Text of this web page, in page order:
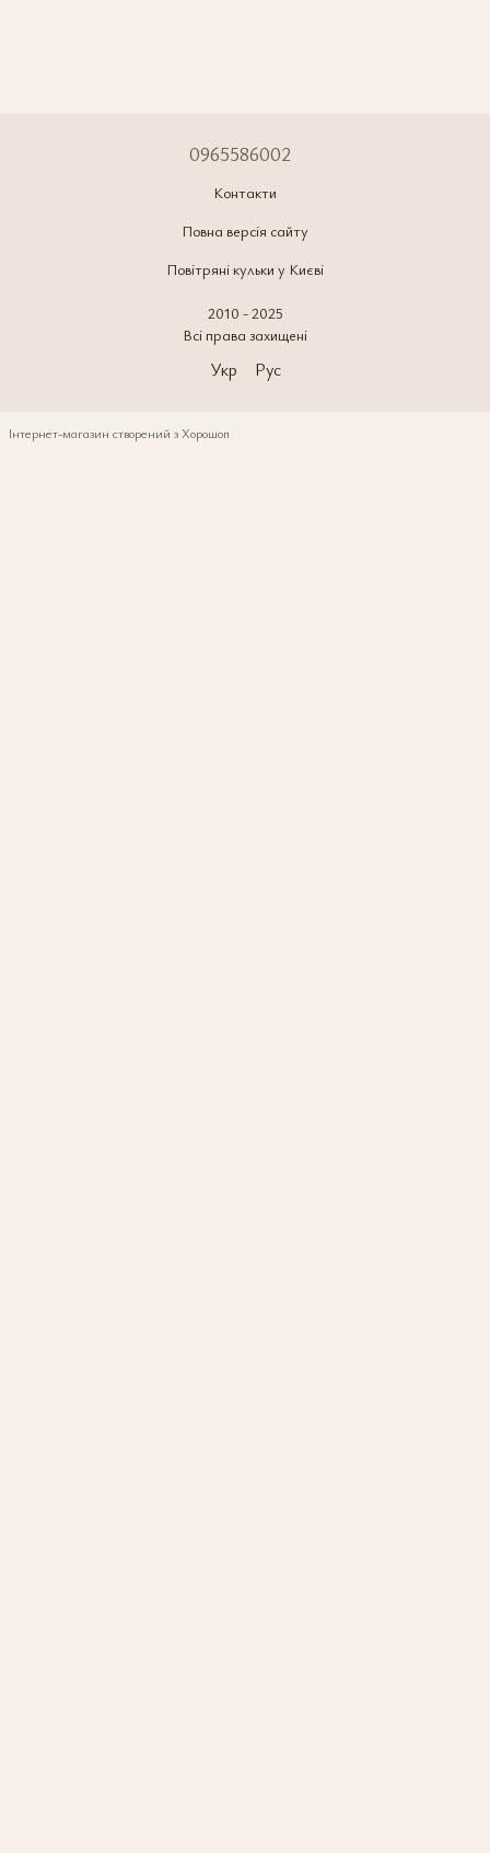
0965586002
Контакти
Повна версія сайту
Повітряні кульки у Києві
2010 - 2025
Всі права захищені
Укр Рус
Інтернет-магазин створений з Хорошоп